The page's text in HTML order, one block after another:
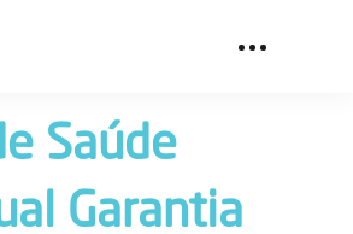
Saúde
Garantia